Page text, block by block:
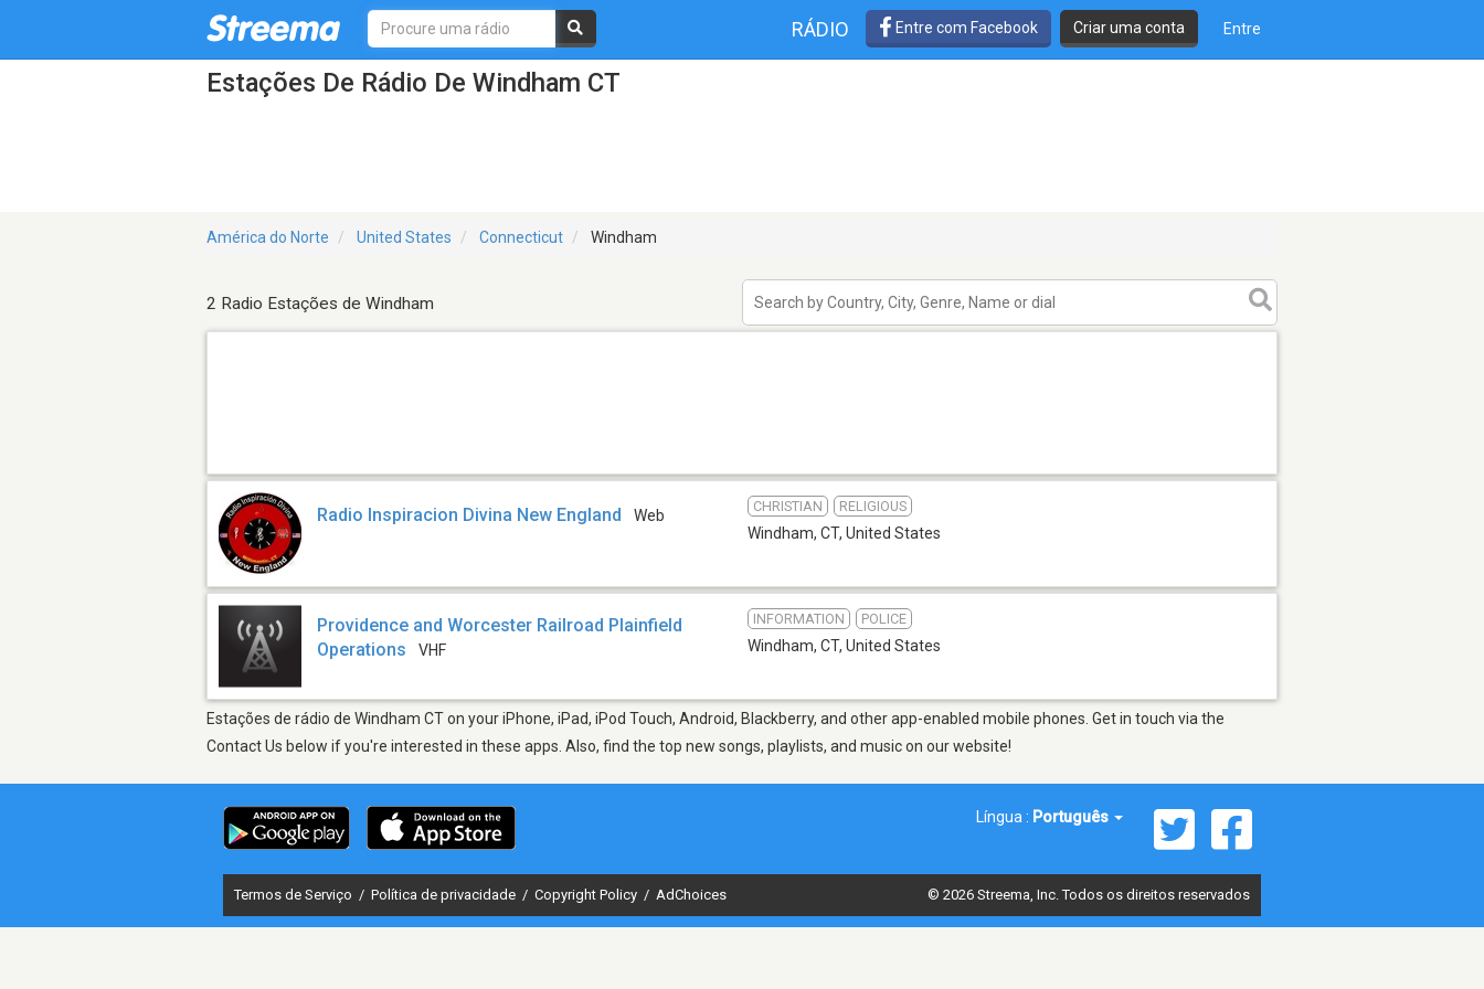
RÁDIO Entre com Facebook Criar uma conta Entre
Estações De Rádio De Windham CT
América do Norte United States Connecticut Windham
2 Radio Estações de Windham
Radio Inspiracion Divina New England Web
CHRISTIAN RELIGIOUS
Windham, CT, United States
Providence and Worcester Railroad Plainfield
Operations
VHF
INFORMATION POLICE
Windham, CT, United States
Estações de rádio de Windham CT on your iPhone, iPad, iPod Touch, Android, Blackberry, and other app-enabled mobile phones. Get in touch via the
Contact Us below if you're interested in these apps. Also, find the top new songs, playlists, and music on our website!
Língua : Português
Termos de Serviço / Política de privacidade / Copyright Policy / AdChoices © 2026 Streema, Inc. Todos os direitos reservados